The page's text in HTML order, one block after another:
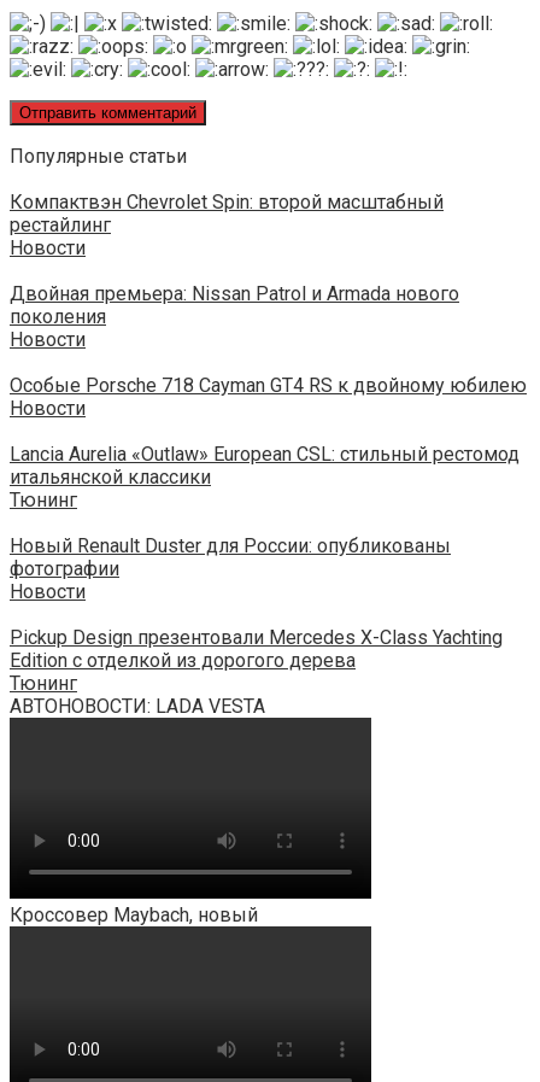
Популярные статьи
Компактвэн Chevrolet Spin: второй масштабный
рестайлинг
Новости
Двойная премьера: Nissan Patrol и Armada нового
поколения
Новости
Особые Porsche 718 Cayman GT4 RS к двойному юбилею
Новости
Lancia Aurelia «Outlaw» European CSL: стильный рестомод
итальянской классики
Тюнинг
Новый Renault Duster для России: опубликованы
фотографии
Новости
Pickup Design презентовали Mercedes X-Class Yachting
Edition с отделкой из дорогого дерева
Тюнинг
АВТОНОВОСТИ: LADA VESTA
Кроссовер Maybach, новый